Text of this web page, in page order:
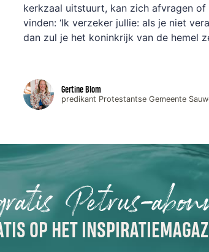
kerkzaal uitstuurt, kan zich afvragen of
vinden: ‘Ik verzeker jullie: als je niet
dan zul je het koninkrijk van de hemel
Gertine Blom
predikant Protestantse Gemeente
Petrus-
OP HET